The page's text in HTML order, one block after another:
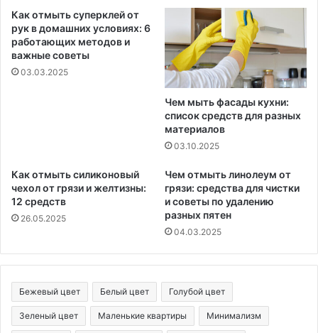
Как отмыть суперклей от
рук в домашних условиях: 6
работающих методов и
важные советы
03.03.2025
Чем мыть фасады кухни:
список средств для разных
материалов
03.10.2025
Как отмыть силиконовый
чехол от грязи и желтизны:
12 средств
26.05.2025
Чем отмыть линолеум от
грязи: средства для чистки
и советы по удалению
разных пятен
04.03.2025
Бежевый цвет Белый цвет Голубой цвет
Зеленый цвет Маленькие квартиры Минимализм